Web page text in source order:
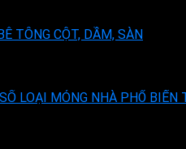
TÔNG CỘT, DẦM, SÀN
LOẠI MÓNG NHÀ PHỔ BIẾN